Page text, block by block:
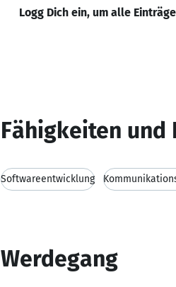
Logg Dich ein, um alle
Fähigkeiten und
Softwareentwicklung
Werdegang